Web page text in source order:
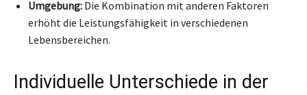
Umgebung: Die Kombination mit anderen Faktoren
erhöht die Leistungsfähigkeit in verschiedenen
Lebensbereichen.
Individuelle Unterschiede in der